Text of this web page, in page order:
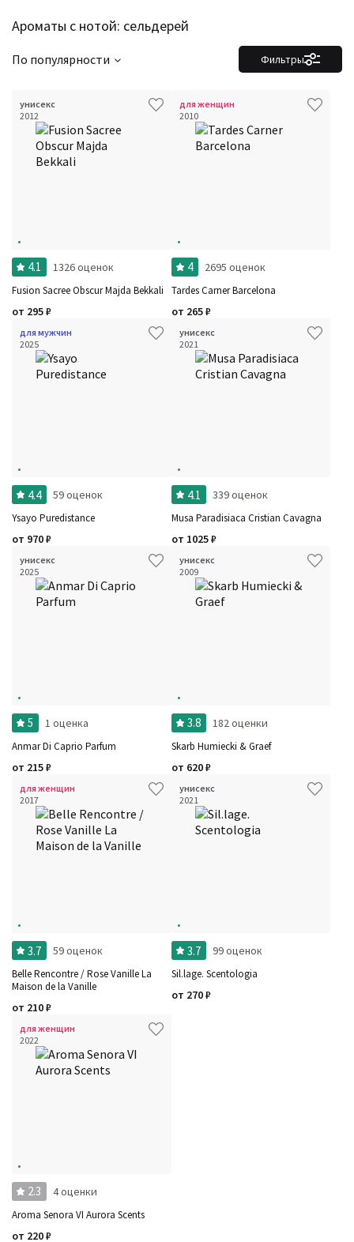
Ароматы с нотой: сельдерей
Фильтры
По популярности
Количество оценок Сбросить
унисекс
2012
4.1 1326 оценок
Fusion Sacree Obscur Majda Bekkali
от 295₽
для женщин
2010
4 2695 оценок
Tardes Carner Barcelona
от 265₽
для мужчин
2025
4.4 59 оценок
Ysayo Puredistance
от 970₽
унисекс
2021
4.1 339 оценок
Musa Paradisiaca Cristian Cavagna
от 1025₽
унисекс
2025
5 1 оценка
Anmar Di Caprio Parfum
от 215₽
унисекс
2009
3.8 182 оценки
Skarb Humiecki & Graef
от 620₽
для женщин
2017
3.7 59 оценок
Belle Rencontre / Rose Vanille La
Maison de la Vanille
от 210₽
унисекс
2021
3.7 99 оценок
Sil.lage. Scentologia
от 270₽
для женщин
2022
2.3 4 оценки
Aroma Senora VI Aurora Scents
от 220₽